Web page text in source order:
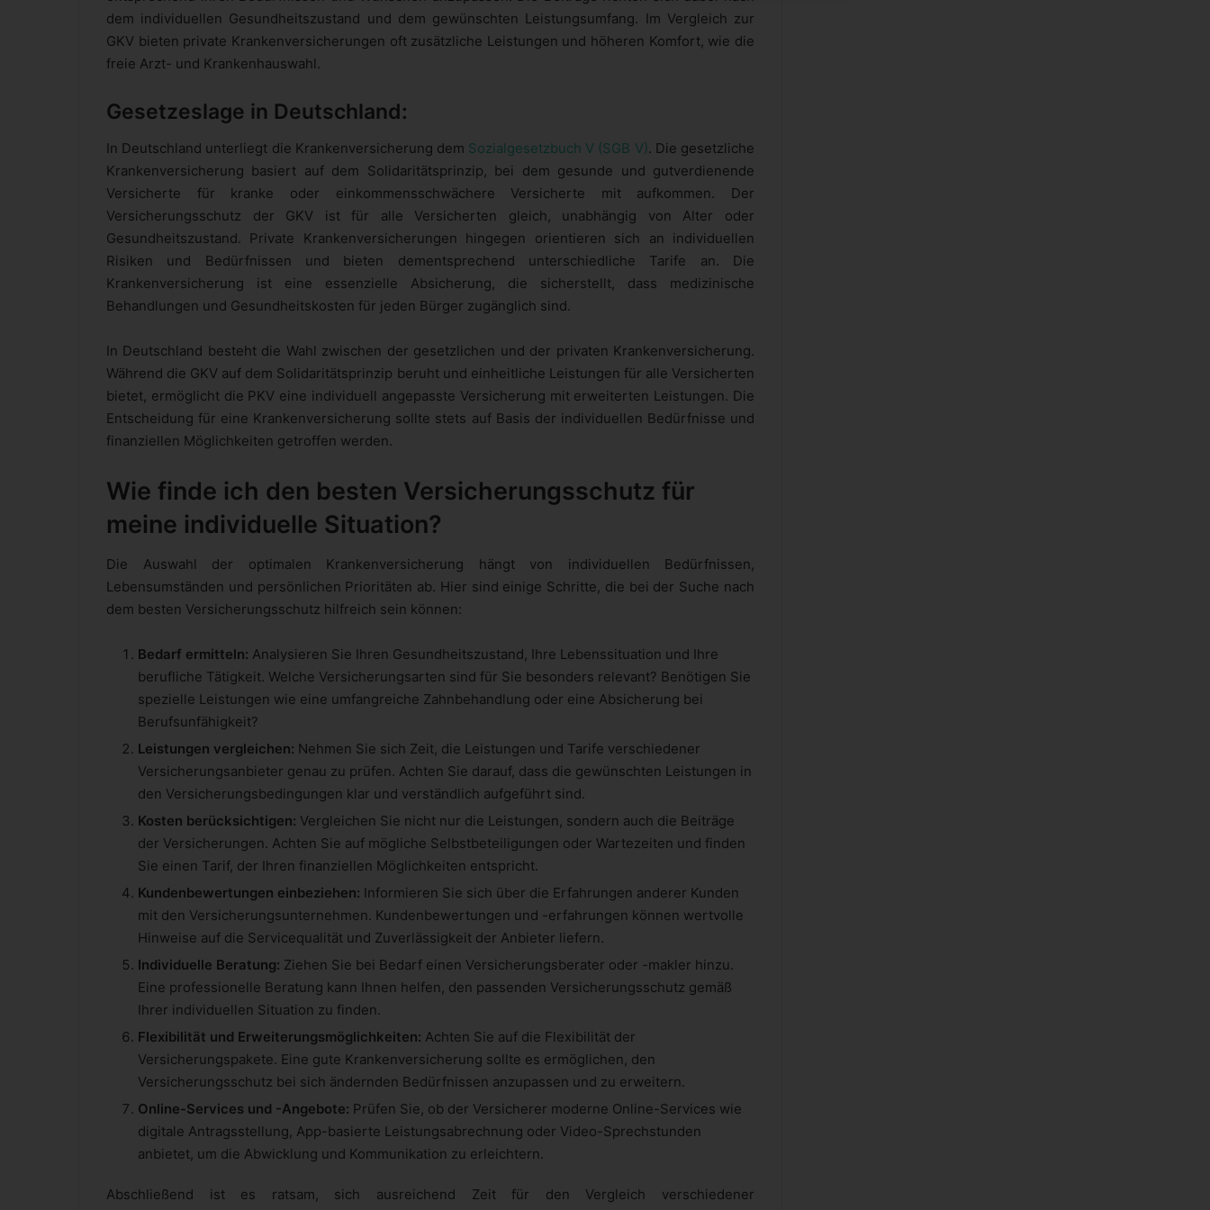
dem individuellen Gesundheitszustand und dem gewünschten Leistungsumfang. Im Vergleich zur
GKV bieten private Krankenversicherungen oft zusätzliche Leistungen und höheren Komfort, wie die
freie Arzt- und Krankenhauswahl.
Gesetzeslage in Deutschland:
In Deutschland unterliegt die Krankenversicherung dem Sozialgesetzbuch V (SGB V). Die gesetzliche
Krankenversicherung basiert auf dem Solidaritätsprinzip, bei dem gesunde und gutverdienende
Versicherte für kranke oder einkommensschwächere Versicherte mit aufkommen. Der
Versicherungsschutz der GKV ist für alle Versicherten gleich, unabhängig von Alter oder
Gesundheitszustand. Private Krankenversicherungen hingegen orientieren sich an individuellen
Risiken und Bedürfnissen und bieten dementsprechend unterschiedliche Tarife an. Die
Krankenversicherung ist eine essenzielle Absicherung, die sicherstellt, dass medizinische
Behandlungen und Gesundheitskosten für jeden Bürger zugänglich sind.
In Deutschland besteht die Wahl zwischen der gesetzlichen und der privaten Krankenversicherung.
Während die GKV auf dem Solidaritätsprinzip beruht und einheitliche Leistungen für alle Versicherten
bietet, ermöglicht die PKV eine individuell angepasste Versicherung mit erweiterten Leistungen. Die
Entscheidung für eine Krankenversicherung sollte stets auf Basis der individuellen Bedürfnisse und
finanziellen Möglichkeiten getroffen werden.
Wie finde ich den besten Versicherungsschutz für
meine individuelle Situation?
Die Auswahl der optimalen Krankenversicherung hängt von individuellen Bedürfnissen,
Lebensumständen und persönlichen Prioritäten ab. Hier sind einige Schritte, die bei der Suche nach
dem besten Versicherungsschutz hilfreich sein können:
Bedarf ermitteln: Analysieren Sie Ihren Gesundheitszustand, Ihre Lebenssituation und Ihre
berufliche Tätigkeit. Welche Versicherungsarten sind für Sie besonders relevant? Benötigen Sie
spezielle Leistungen wie eine umfangreiche Zahnbehandlung oder eine Absicherung bei
Berufsunfähigkeit?
Leistungen vergleichen: Nehmen Sie sich Zeit, die Leistungen und Tarife verschiedener
Versicherungsanbieter genau zu prüfen. Achten Sie darauf, dass die gewünschten Leistungen in
den Versicherungsbedingungen klar und verständlich aufgeführt sind.
Kosten berücksichtigen: Vergleichen Sie nicht nur die Leistungen, sondern auch die Beiträge
der Versicherungen. Achten Sie auf mögliche Selbstbeteiligungen oder Wartezeiten und finden
Sie einen Tarif, der Ihren finanziellen Möglichkeiten entspricht.
Kundenbewertungen einbeziehen: Informieren Sie sich über die Erfahrungen anderer Kunden
mit den Versicherungsunternehmen. Kundenbewertungen und -erfahrungen können wertvolle
Hinweise auf die Servicequalität und Zuverlässigkeit der Anbieter liefern.
Individuelle Beratung: Ziehen Sie bei Bedarf einen Versicherungsberater oder -makler hinzu.
Eine professionelle Beratung kann Ihnen helfen, den passenden Versicherungsschutz gemäß
Ihrer individuellen Situation zu finden.
Flexibilität und Erweiterungsmöglichkeiten: Achten Sie auf die Flexibilität der
Versicherungspakete. Eine gute Krankenversicherung sollte es ermöglichen, den
Versicherungsschutz bei sich ändernden Bedürfnissen anzupassen und zu erweitern.
Online-Services und -Angebote: Prüfen Sie, ob der Versicherer moderne Online-Services wie
digitale Antragsstellung, App-basierte Leistungsabrechnung oder Video-Sprechstunden
anbietet, um die Abwicklung und Kommunikation zu erleichtern.
Abschließend ist es ratsam, sich ausreichend Zeit für den Vergleich verschiedener